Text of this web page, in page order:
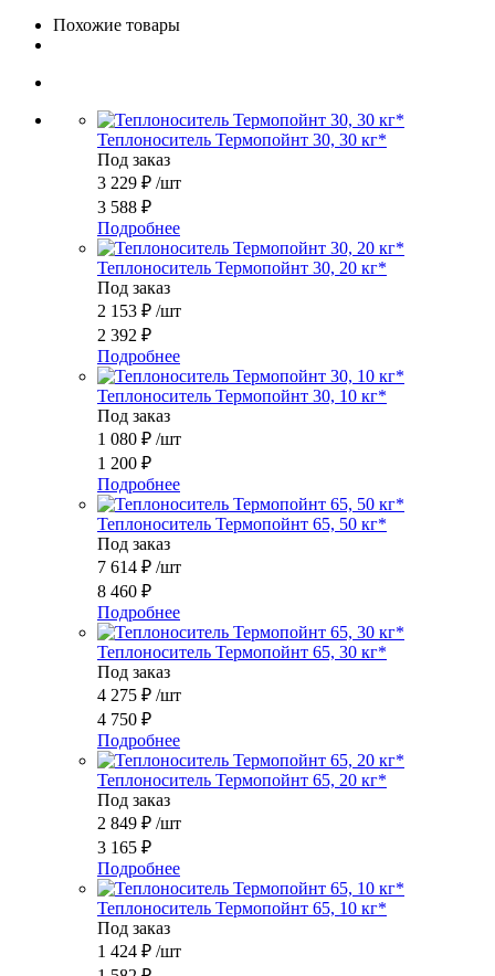
Похожие товары
Теплоноситель Термопойнт 30, 30 кг*
Под заказ
3 229 ₽ /шт
3 588 ₽
Подробнее
Теплоноситель Термопойнт 30, 20 кг*
Под заказ
2 153 ₽ /шт
2 392 ₽
Подробнее
Теплоноситель Термопойнт 30, 10 кг*
Под заказ
1 080 ₽ /шт
1 200 ₽
Подробнее
Теплоноситель Термопойнт 65, 50 кг*
Под заказ
7 614 ₽ /шт
8 460 ₽
Подробнее
Теплоноситель Термопойнт 65, 30 кг*
Под заказ
4 275 ₽ /шт
4 750 ₽
Подробнее
Теплоноситель Термопойнт 65, 20 кг*
Под заказ
2 849 ₽ /шт
3 165 ₽
Подробнее
Теплоноситель Термопойнт 65, 10 кг*
Под заказ
1 424 ₽ /шт